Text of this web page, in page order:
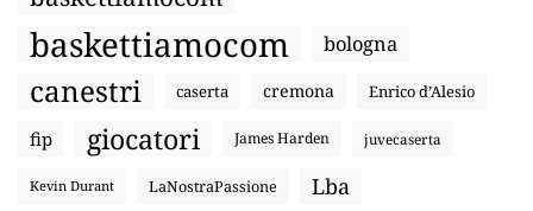
baskettiamocom bologna
canestri caserta cremona Enrico d’Alesio
fip giocatori James Harden juvecaserta
Kevin Durant LaNostraPassione Lba